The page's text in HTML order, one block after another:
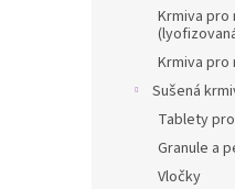
Krmiva pro
Krmiva pro
Sušená
Tablety
Granule a
Vločky